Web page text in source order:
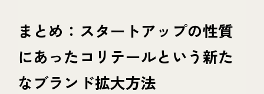
まとめ：スタートアップの性質
にあったコリテールという新た
なブランド拡大方法